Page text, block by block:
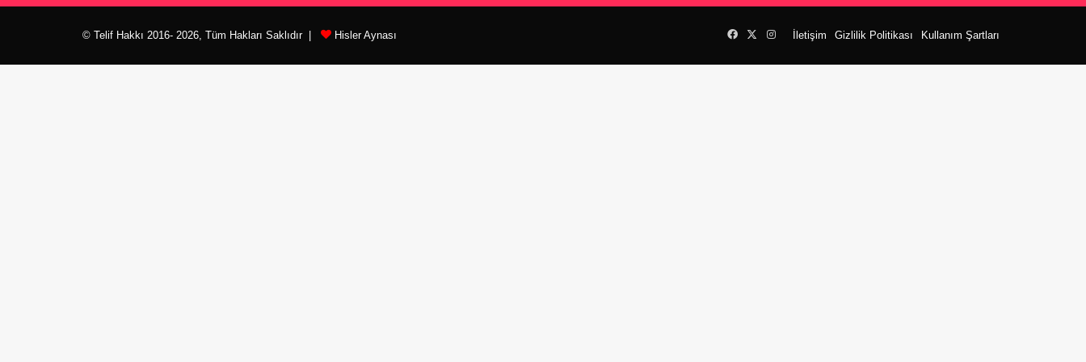
© Telif Hakkı 2016- 2026, Tüm Hakları Saklıdır | Hisler Aynası İletişim Gizlilik Politikası Kullanım Şartları
Facebook
X Instagram